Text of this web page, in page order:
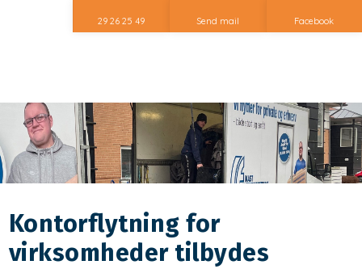
29 26 25 49 Send mail Facebook
Kontorflytning for
virksomheder tilbydes